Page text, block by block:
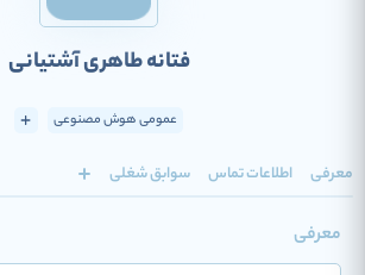
فتانه طاهری آشتیانی
عمومی هوش مصنوعی
معرفی اطلاعات تماس سوابق شغلی
معرفی